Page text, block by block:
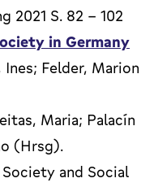
2021 S. 82 - 102
in Germany
Felder, Marion
Maria; Palacín
(Hrsg).
and Social